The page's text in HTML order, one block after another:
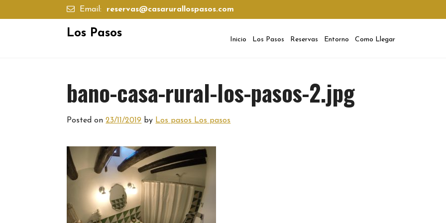
to
Email: reservas@casarurallospasos.com
Los Pasos
Inicio Los Pasos Reservas Entorno Como Llegar
bano-casa-rural-los-pasos-2.jpg
Posted on23/11/2019 by Los pasos Los pasos